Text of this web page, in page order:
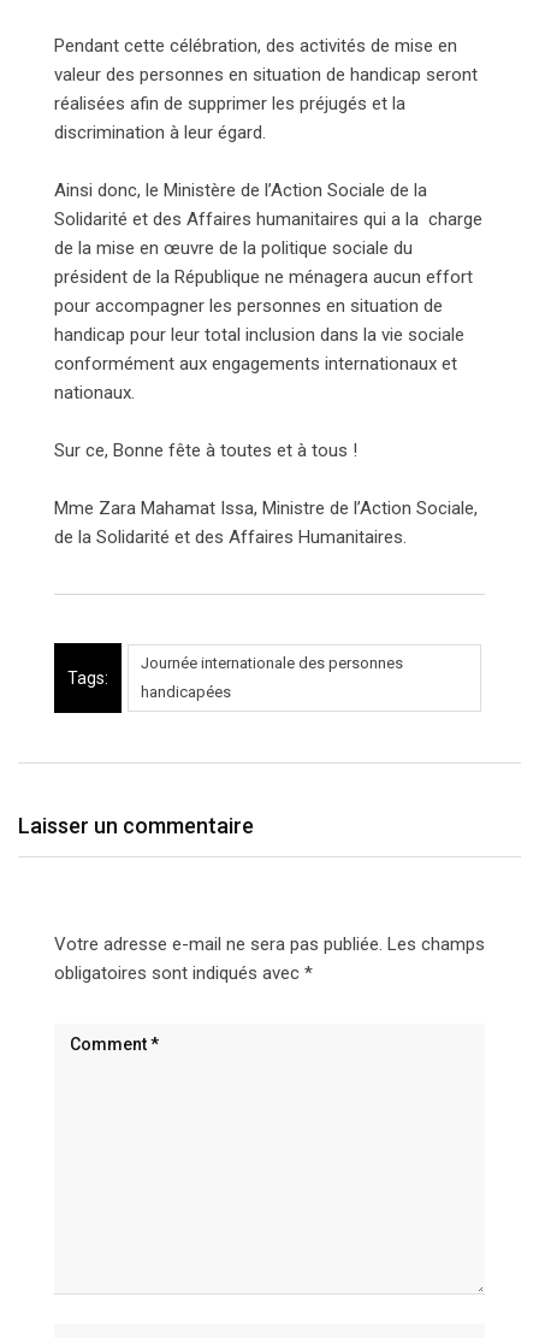
Pendant cette célébration, des activités de mise en
valeur des personnes en situation de handicap seront
réalisées afin de supprimer les préjugés et la
discrimination à leur égard.
Ainsi donc, le Ministère de l’Action Sociale de la
Solidarité et des Affaires humanitaires qui a la charge
de la mise en œuvre de la politique sociale du
président de la République ne ménagera aucun effort
pour accompagner les personnes en situation de
handicap pour leur total inclusion dans la vie sociale
conformément aux engagements internationaux et
nationaux.
Sur ce, Bonne fête à toutes et à tous !
Mme Zara Mahamat Issa, Ministre de l’Action Sociale,
de la Solidarité et des Affaires Humanitaires.
Tags:
Journée internationale des personnes
handicapées
Laisser un commentaire
Votre adresse e-mail ne sera pas publiée. Les champs
obligatoires sont indiqués avec *